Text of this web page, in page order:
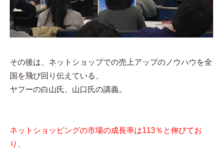
その後は、ネットショップでの売上アップのノウハウを全
国を飛び回り伝えている、
ヤフーの白山氏、山口氏の講義。
ネットショッピングの市場の成長率は113％と伸びてお
り、